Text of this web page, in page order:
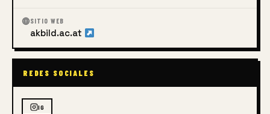
SITIO WEB
akbild.ac.at
REDES SOCIALES
IG